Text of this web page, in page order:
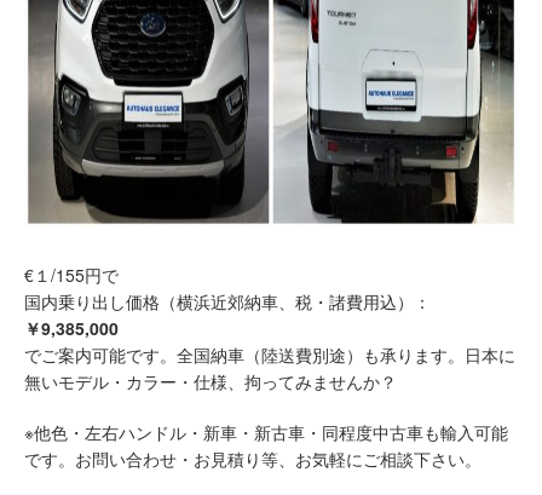
€１/155円で
国内乗り出し価格（横浜近郊納車、税・諸費用込）：
￥9,385,000
でご案内可能です。全国納車（陸送費別途）も承ります。日本に
無いモデル・カラー・仕様、拘ってみませんか？
※他色・左右ハンドル・新車・新古車・同程度中古車も輸入可能
です。お問い合わせ・お見積り等、お気軽にご相談下さい。